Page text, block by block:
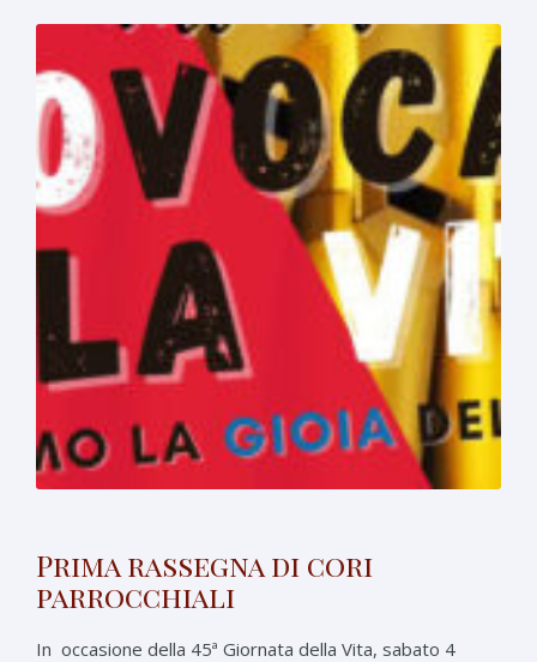
Prima rassegna di cori
parrocchiali
In occasione della 45ª Giornata della Vita, sabato 4